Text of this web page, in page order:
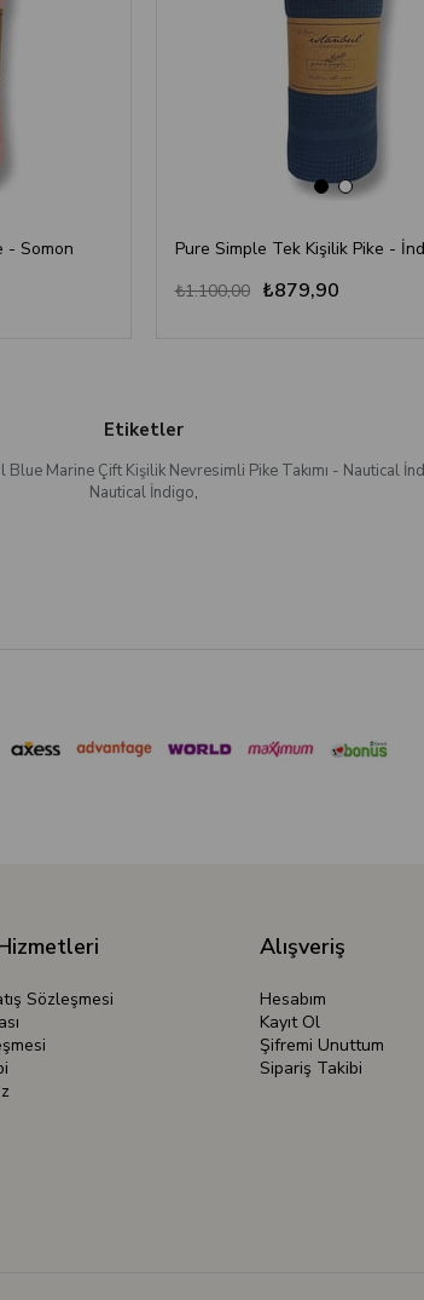
- Somon Pure Simple Tek Kişilik Pike -
₺879,90
₺1.100,00
Etiketler
Blue Marine Çift Kişilik Nevresimli Pike Takımı - Nautical
Nautical İndigo,
Sözleşmesi
Alışveriş
Hesabım
Kayıt Ol
Şifremi Unuttum
Sipariş Takibi